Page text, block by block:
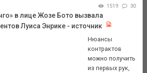
1519 30
в лице Жозе Бото вызвала
Луиса Энрике - источник
Нюансы
контрактов
можно получить
из первых рук,